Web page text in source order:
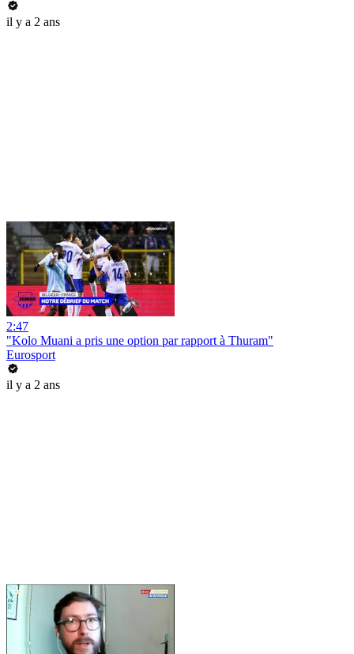
il y a 2 ans
2:47
"Kolo Muani a pris une option par rapport à Thuram"
Eurosport
il y a 2 ans